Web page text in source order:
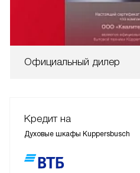
Официальный дилер
Кредит на
Духовые шкафы Kuppersbusch